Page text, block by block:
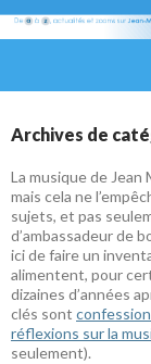
CONTENU
Archives de
La musique de
mais cela ne
sujets, et pas
d’ambassadeur de
ici de faire un
alimentent, pour
dizaines d’années
clés sont
réflexions sur la
seulement).